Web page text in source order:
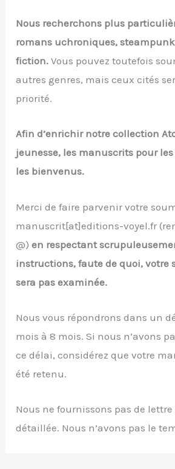
Nous recherchons plus
romans uchroniques,
fiction.Vous pouvez toutefois
autres genres, mais ceux cités
priorité.
Afin d’enrichir notre collection
jeunesse, les manuscrits pour les
les bienvenus.
Merci de faire parvenir votre
manuscrit[at]editions-voyel.fr
@)en respectant
instructions, faute de quoi, votre
sera pas examinée.
Nous vous répondrons dans un
mois à 8 mois. Si nous n’avons
ce délai, considérez que votre
été retenu.
Nous ne fournissons pas de lettre
détaillée. Nous n’avons pas le